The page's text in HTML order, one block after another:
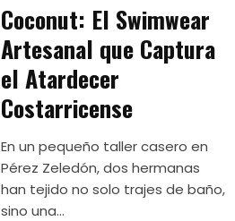
Coconut: El Swimwear
Artesanal que Captura
el Atardecer
Costarricense
En un pequeño taller casero en
Pérez Zeledón, dos hermanas
han tejido no solo trajes de baño,
sino una...